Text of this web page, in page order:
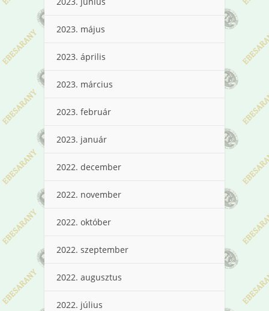
2023. május
2023. április
2023. március
2023. február
2023. január
2022. december
2022. november
2022. október
2022. szeptember
2022. augusztus
2022. július